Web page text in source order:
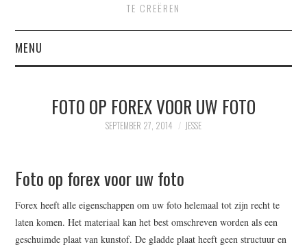
TE CREËREN
MENU
CONTACT
WRITE FOR US –
COMPLETE GUIDELINES
FOTO OP FOREX VOOR UW FOTO
SEPTEMBER 27, 2014 JESSE
Foto op forex voor uw foto
Forex heeft alle eigenschappen om uw foto helemaal tot zijn recht te
laten komen. Het materiaal kan het best omschreven worden als een
geschuimde plaat van kunstof. De gladde plaat heeft geen structuur en